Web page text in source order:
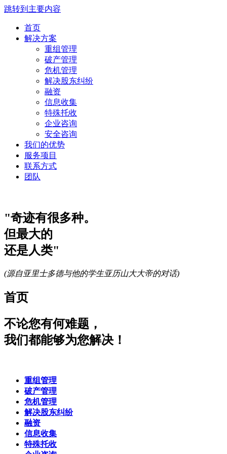
跳转到主要内容
首页
解决方案
重组管理
破产管理
危机管理
解决股东纠纷
融资
信息收集
特殊托收
企业咨询
安全咨询
我们的优势
服务项目
联系方式
团队
"奇迹有很多种。
但最大的
还是人类"
(源自亚里士多德与他的学生亚历山大大帝的对话)
首页
不论您有何难题，
我们都能够为您解决！
重组管理
破产管理
危机管理
解决股东纠纷
融资
信息收集
特殊托收